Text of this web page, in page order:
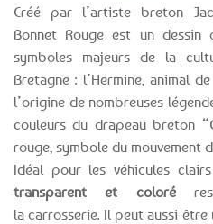
Créé par l’artiste breton
Bonnet Rouge est un
symboles majeurs de la
Bretagne : l’Hermine, animal
l’origine de nombreuses
couleurs du drapeau breton
rouge, symbole du mouvement
Idéal pour les véhicules
transparent et coloré
la carrosserie. Il peut aussi